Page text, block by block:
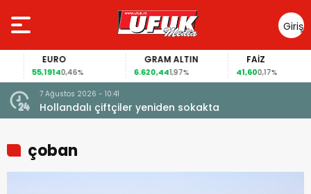
Giriş
Yap
EURO
55,19140,46%
GRAM ALTIN
6.620,441,97%
FAİZ
41,600,17%
şoke
7 Ağustos 2026 - 10:41
Hollandalı çiftçiler yeniden sokakta
çoban